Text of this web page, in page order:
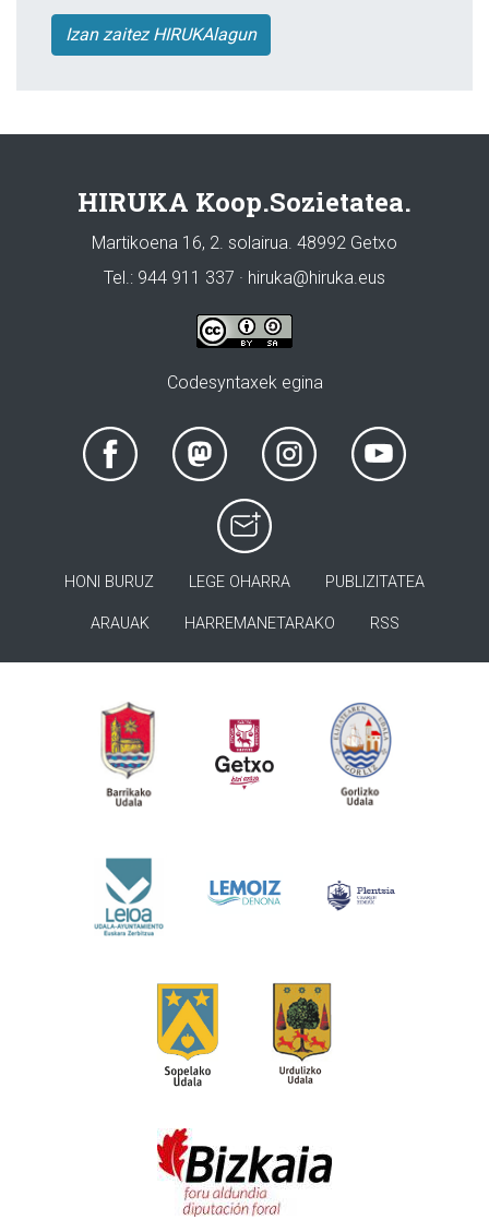
Izan zaitez HIRUKAlagun
HIRUKA Koop.Sozietatea.
Martikoena 16, 2. solairua. 48992 Getxo
Tel.: 944 911 337 · hiruka@hiruka.eus
Codesyntaxek egina
HONI BURUZ LEGE OHARRA PUBLIZITATEA
ARAUAK HARREMANETARAKO RSS